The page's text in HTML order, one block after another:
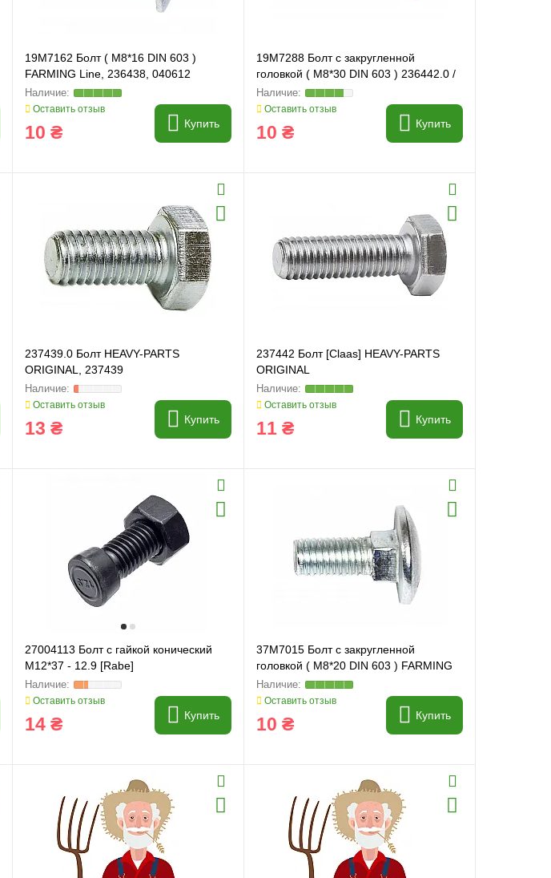
19M7162 Болт ( M8*16 DIN 603 )
FARMING Line, 236438, 040612
Оставить отзыв
10 ₴ Купить
19M7288 Болт с закругленной
головкой ( M8*30 DIN 603 ) 236442.0 /
811-8030 FARMING Line
Оставить отзыв
10 ₴ Купить
237439.0 Болт HEAVY-PARTS
ORIGINAL, 237439
Оставить отзыв
13 ₴ Купить
237442 Болт [Claas] HEAVY-PARTS
ORIGINAL
Оставить отзыв
11 ₴ Купить
27004113 Болт с гайкой конический
M12*37 - 12.9 [Rabe]
Оставить отзыв
14 ₴ Купить
37M7015 Болт с закругленной
головкой ( M8*20 DIN 603 ) FARMING
Line
Оставить отзыв
10 ₴ Купить